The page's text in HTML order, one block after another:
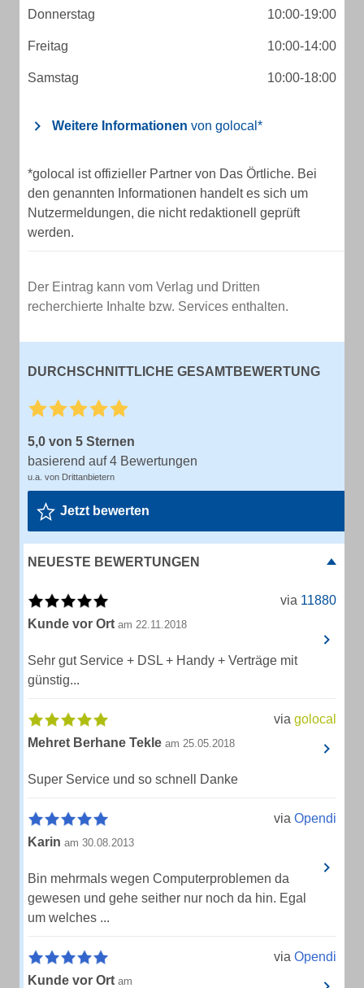
Donnerstag 10:00-19:00
Freitag 10:00-14:00
Samstag 10:00-18:00
Weitere Informationen von golocal*
*golocal ist offizieller Partner von Das Örtliche. Bei
den genannten Informationen handelt es sich um
Nutzermeldungen, die nicht redaktionell geprüft
werden.
Der Eintrag kann vom Verlag und Dritten
recherchierte Inhalte bzw. Services enthalten.
DURCHSCHNITTLICHE GESAMTBEWERTUNG
5,0 von 5 Sternen
basierend auf 4 Bewertungen
u.a. von Drittanbietern
Jetzt bewerten
NEUESTE BEWERTUNGEN
via 11880
Kunde vor Ort am 22.11.2018
Sehr gut Service + DSL + Handy + Verträge mit
günstig...
via golocal
Mehret Berhane Tekle am 25.05.2018
Super Service und so schnell Danke
via Opendi
Karin am 30.08.2013
Bin mehrmals wegen Computerproblemen da
gewesen und gehe seither nur noch da hin. Egal
um welches ...
via Opendi
Kunde vor Ort am